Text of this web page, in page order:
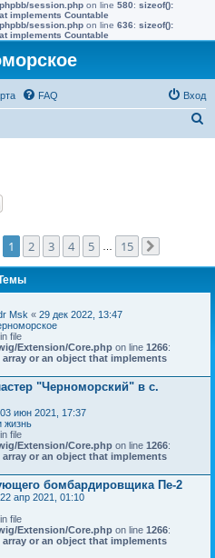
session.php on line 580: sizeof():
implements Countable
session.php on line 636: sizeof():
implements Countable
FAQ Вход
1 из
1 2 3 4 5 15
Msk « 29 дек 2022, 13:47
file
Extension/Core.php on line 1266:
or an object that implements
"Черноморский" в с.
03 июн 2021, 17:37
жизнь
file
Extension/Core.php on line 1266:
or an object that implements
бомбардировщика Пе-2
22 апр 2021, 01:10
file
Extension/Core.php on line 1266:
or an object that implements